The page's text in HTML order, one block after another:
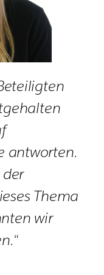
antworten.
Thema
wir